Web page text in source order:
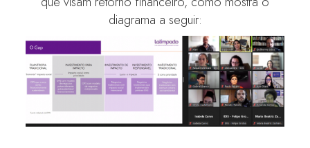
diagrama a seguir: